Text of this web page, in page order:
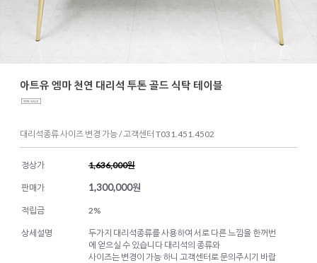
아트유 엠마 천연 대리석 투톤 골드 식탁 테이블
대리석종류 사이즈 변경 가능 / 고객센터 T031.451.4502
정상가 1,636,000원
판매가 1,300,000원
적립금 2%
상세설명
두가지 대리석종류를 사용하여 서로 다른 느낌을 한꺼번
에 얻으실 수 있습니다 대리석의 종류와
사이즈는 변경이 가능 하니 고객센터로 문의주시기 바랍